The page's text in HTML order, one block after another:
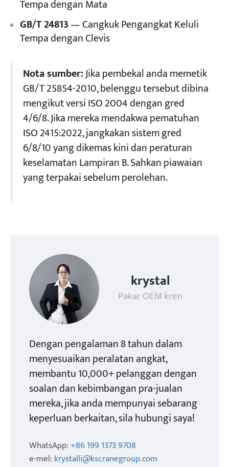
Tempa dengan Mata
GB/T 24813— Cangkuk Pengangkat Keluli
Tempa dengan Clevis
Nota sumber:Jika pembekal anda memetik
GB/T 25854-2010, belenggu tersebut dibina
mengikut versi ISO 2004 dengan gred
4/6/8. Jika mereka mendakwa pematuhan
ISO 2415:2022, jangkakan sistem gred
6/8/10 yang dikemas kini dan peraturan
keselamatan Lampiran B. Sahkan piawaian
yang terpakai sebelum perolehan.
krystal
Pakar OEM kren
Dengan pengalaman 8 tahun dalam
menyesuaikan peralatan angkat,
membantu 10,000+ pelanggan dengan
soalan dan kebimbangan pra-jualan
mereka, jika anda mempunyai sebarang
keperluan berkaitan, sila hubungi saya!
WhatsApp:+86 199 1373 9708
e-mel: krystalli@kscranegroup.com